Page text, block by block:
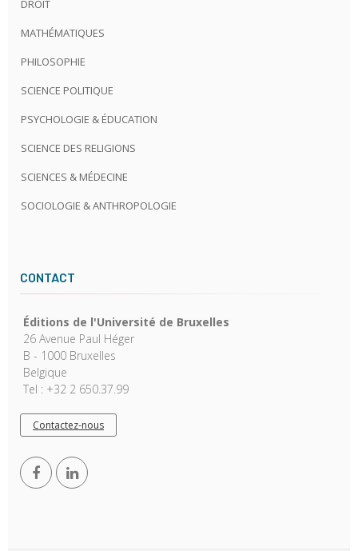
DROIT
MATHÉMATIQUES
PHILOSOPHIE
SCIENCE POLITIQUE
PSYCHOLOGIE & ÉDUCATION
SCIENCE DES RELIGIONS
SCIENCES & MÉDECINE
SOCIOLOGIE & ANTHROPOLOGIE
CONTACT
Éditions de l'Université de Bruxelles
26 Avenue Paul Héger
B - 1000 Bruxelles
Belgique
Tel : +32 2 650.37.99
Contactez-nous